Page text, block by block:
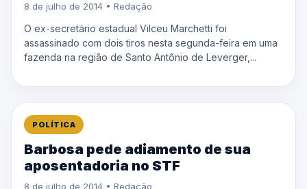
8 de julho de 2014 • Redação
O ex-secretário estadual Vilceu Marchetti foi
assassinado com dois tiros nesta segunda-feira em uma
fazenda na região de Santo Antônio de Leverger,...
POLÍTICA
Barbosa pede adiamento de sua
aposentadoria no STF
8 de julho de 2014 • Redação